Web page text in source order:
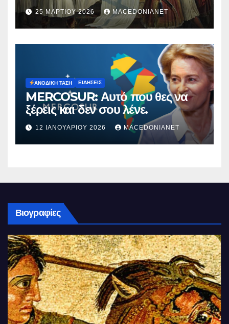
25 ΜΑΡΤΊΟΥ 2026 MACEDONIANET
ΑΝΟΔΙΚΉ ΤΆΣΗ ΕΙΔΉΣΕΙΣ
MERCOSUR: Αυτό που θες να
ξέρεις και δεν σου λένε.
12 ΙΑΝΟΥΑΡΊΟΥ 2026 MACEDONIANET
Βιογραφίες